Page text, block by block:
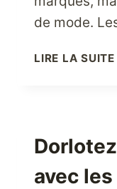
de mode.
LIRE LA SUITE
avec